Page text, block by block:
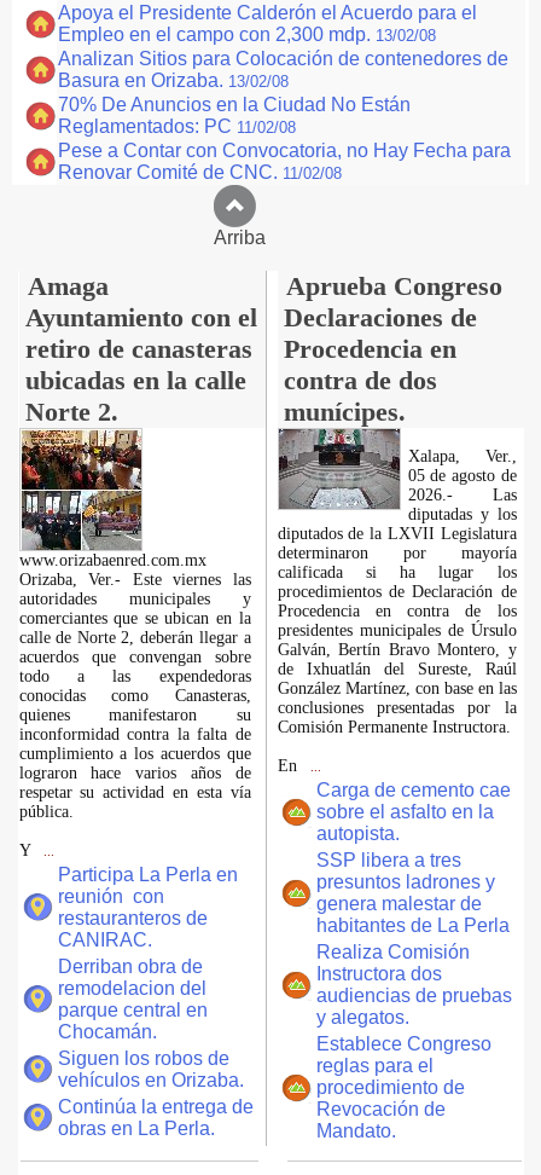
Apoya el Presidente Calderón el Acuerdo para el
Empleo en el campo con 2,300 mdp. 13/02/08
Analizan Sitios para Colocación de contenedores de
Basura en Orizaba. 13/02/08
70% De Anuncios en la Ciudad No Están
Reglamentados: PC 11/02/08
Pese a Contar con Convocatoria, no Hay Fecha para
Renovar Comité de CNC. 11/02/08
Arriba
Amaga
Ayuntamiento con el
retiro de canasteras
ubicadas en la calle
Norte 2.
Aprueba Congreso
Declaraciones de
Procedencia en
contra de dos
munícipes.
www.orizabaenred.com.mx
Orizaba, Ver.- Este viernes las
autoridades municipales y
comerciantes que se ubican en la
calle de Norte 2, deberán llegar a
acuerdos que convengan sobre
todo a las expendedoras
conocidas como Canasteras,
quienes manifestaron su
inconformidad contra la falta de
cumplimiento a los acuerdos que
lograron hace varios años de
respetar su actividad en esta vía
pública.
Y
Participa La Perla en
reunión con
restauranteros de
CANIRAC.
Derriban obra de
remodelacion del
parque central en
Chocamán.
Siguen los robos de
vehículos en Orizaba.
Continúa la entrega de
obras en La Perla.
Xalapa, Ver.,
05 de agosto de
2026.- Las
diputadas y los
diputados de la LXVII Legislatura
determinaron por mayoría
calificada si ha lugar los
procedimientos de Declaración de
Procedencia en contra de los
presidentes municipales de Úrsulo
Galván, Bertín Bravo Montero, y
de Ixhuatlán del Sureste, Raúl
González Martínez, con base en las
conclusiones presentadas por la
Comisión Permanente Instructora.
En
Carga de cemento cae
sobre el asfalto en la
autopista.
SSP libera a tres
presuntos ladrones y
genera malestar de
habitantes de La Perla
Realiza Comisión
Instructora dos
audiencias de pruebas
y alegatos.
Establece Congreso
reglas para el
procedimiento de
Revocación de
Mandato.